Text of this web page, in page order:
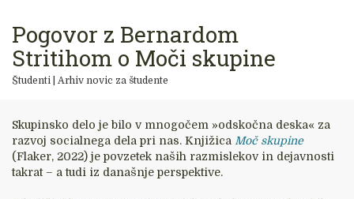
Pogovor z Bernardom
Stritihom o Moči skupine
Študenti Arhiv novic za študente
Skupinsko delo je bilo v mnogočem »odskočna deska« za
razvoj socialnega dela pri nas. Knjižica Moč skupine
(Flaker, 2022) je povzetek naših razmislekov in dejavnosti
takrat – a tudi iz današnje perspektive.